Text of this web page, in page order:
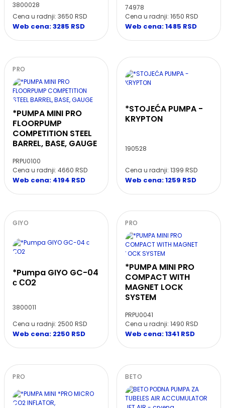
3800028
Cena u radnji: 3650 RSD
Web cena: 3285 RSD
74978
Cena u radnji: 1650 RSD
Web cena: 1485 RSD
PRO
*PUMPA MINI PRO
FLOORPUMP
COMPETITION STEEL
BARREL, BASE, GAUGE
PRPU0100
Cena u radnji: 4660 RSD
Web cena: 4194 RSD
*STOJEĆA PUMPA -
KRYPTON
190528
Cena u radnji: 1399 RSD
Web cena: 1259 RSD
GIYO
*Pumpa GIYO GC-04
с СО2
3800011
Cena u radnji: 2500 RSD
Web cena: 2250 RSD
PRO
*PUMPA MINI PRO
COMPACT WITH
MAGNET LOCK
SYSTEM
PRPU0041
Cena u radnji: 1490 RSD
Web cena: 1341 RSD
PRO BETO